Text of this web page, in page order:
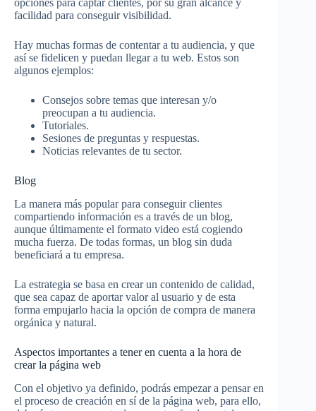
opciones para captar clientes, por su gran alcance y
facilidad para conseguir visibilidad.
Hay muchas formas de contentar a tu audiencia, y que
así se fidelicen y puedan llegar a tu web. Estos son
algunos ejemplos:
Consejos sobre temas que interesan y/o
preocupan a tu audiencia.
Tutoriales.
Sesiones de preguntas y respuestas.
Noticias relevantes de tu sector.
Blog
La manera más popular para conseguir clientes
compartiendo información es a través de un blog,
aunque últimamente el formato video está cogiendo
mucha fuerza. De todas formas, un blog sin duda
beneficiará a tu empresa.
La estrategia se basa en crear un contenido de calidad,
que sea capaz de aportar valor al usuario y de esta
forma empujarlo hacia la opción de compra de manera
orgánica y natural.
Aspectos importantes a tener en cuenta a la hora de
crear la página web
Con el objetivo ya definido, podrás empezar a pensar en
el proceso de creación en sí de la página web, para ello,